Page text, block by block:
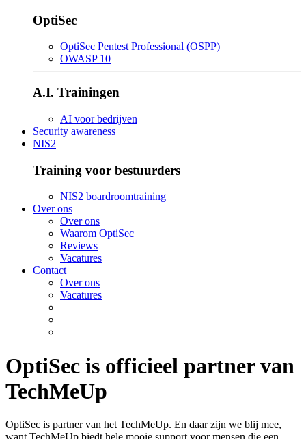
OptiSec
OptiSec Pentest Professional (OSPP)
OWASP 10
A.I. Trainingen
AI voor bedrijven
Security awareness
NIS2
Training voor bestuurders
NIS2 boardroomtraining
Over ons
Over ons
Waarom OptiSec
Reviews
Vacatures
Contact
Over ons
Vacatures
OptiSec is officieel partner van
TechMeUp
OptiSec is partner van het TechMeUp. En daar zijn we blij mee,